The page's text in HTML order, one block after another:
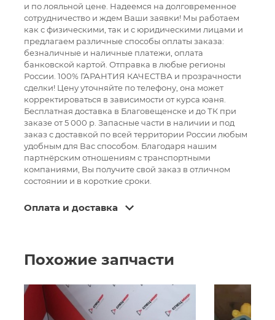
и по лояльной цене. Надеемся на долговременное
сотрудничество и ждем Ваши заявки! Мы работаем
как с физическими, так и с юридическими лицами и
предлагаем различные способы оплаты заказа:
безналичные и наличные платежи, оплата
банковской картой. Отправка в любые регионы
России. 100% ГАРАНТИЯ КАЧЕСТВА и прозрачности
сделки! Цену уточняйте по телефону, она может
корректироваться в зависимости от курса юаня.
Бесплатная доставка в Благовещенске и до ТК при
заказе от 5 000 р. Запасные части в наличии и под
заказ с доставкой по всей территории России любым
удобным для Вас способом. Благодаря нашим
партнёрским отношениям с транспортными
компаниями, Вы получите свой заказ в отличном
состоянии и в короткие сроки.
Оплата и доставка
Похожие запчасти